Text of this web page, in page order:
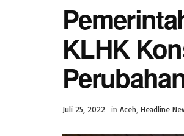
KLHK
Juli 25, 2022 in Aceh Headline